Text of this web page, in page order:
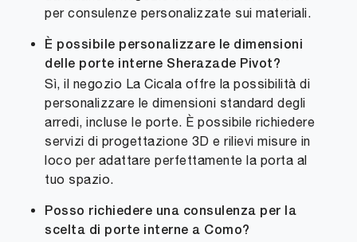
per consulenze personalizzate sui materiali.
È possibile personalizzare le dimensioni
delle porte interne Sherazade Pivot?
Sì, il negozio La Cicala offre la possibilità di
personalizzare le dimensioni standard degli
arredi, incluse le porte. È possibile richiedere
servizi di progettazione 3D e rilievi misure in
loco per adattare perfettamente la porta al
tuo spazio.
Posso richiedere una consulenza per la
scelta di porte interne a Como?